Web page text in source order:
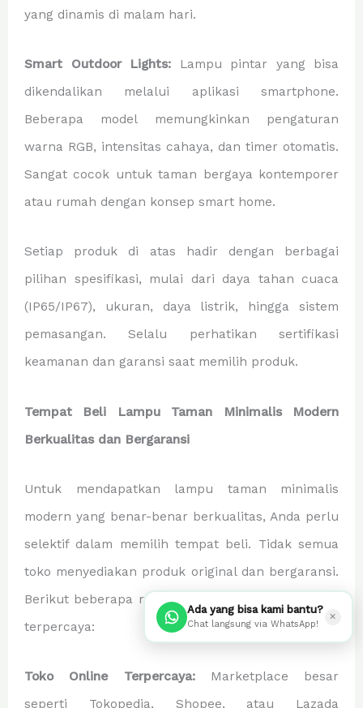
yang dinamis di malam hari.
Smart Outdoor Lights: Lampu pintar yang bisa
dikendalikan melalui aplikasi smartphone.
Beberapa model memungkinkan pengaturan
warna RGB, intensitas cahaya, dan timer otomatis.
Sangat cocok untuk taman bergaya kontemporer
atau rumah dengan konsep smart home.
Setiap produk di atas hadir dengan berbagai
pilihan spesifikasi, mulai dari daya tahan cuaca
(IP65/IP67), ukuran, daya listrik, hingga sistem
pemasangan. Selalu perhatikan sertifikasi
keamanan dan garansi saat memilih produk.
Tempat Beli Lampu Taman Minimalis Modern
Berkualitas dan Bergaransi
Untuk mendapatkan lampu taman minimalis
modern yang benar-benar berkualitas, Anda perlu
selektif dalam memilih tempat beli. Tidak semua
toko menyediakan produk original dan bergaransi.
Berikut beberapa rekomendasi sumber pembelian
terpercaya:
Toko Online Terpercaya:Marketplace besar
seperti Tokopedia, Shopee, atau Lazada
Ada yang bisa kami bantu?
Chat langsung via WhatsApp!
✕